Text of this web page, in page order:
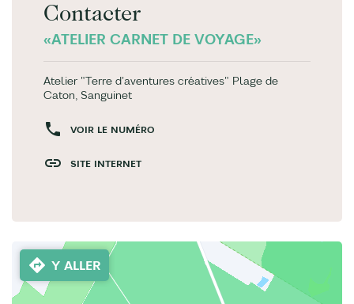
Contacter
«ATELIER CARNET DE VOYAGE»
Atelier "Terre d'aventures créatives" Plage de
Caton, Sanguinet
VOIR LE NUMÉRO
SITE INTERNET
Y ALLER